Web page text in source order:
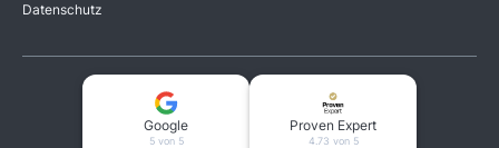
Datenschutz
Google
5 von 5
Proven Expert
4.73 von 5